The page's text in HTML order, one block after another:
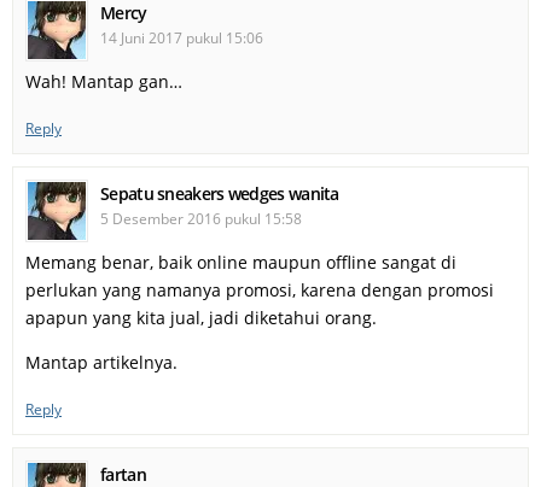
Mercy
14 Juni 2017 pukul 15:06
Wah! Mantap gan…
Reply
Sepatu sneakers wedges wanita
5 Desember 2016 pukul 15:58
Memang benar, baik online maupun offline sangat di
perlukan yang namanya promosi, karena dengan promosi
apapun yang kita jual, jadi diketahui orang.
Mantap artikelnya.
Reply
fartan